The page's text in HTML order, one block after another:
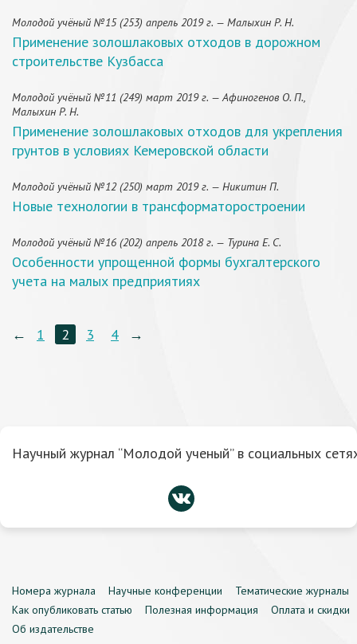
Молодой учёный №15 (253) апрель 2019 г. — Малыхин Р. Н.
Применение золошлаковых отходов в дорожном
строительстве Кузбасса
Молодой учёный №11 (249) март 2019 г. — Афиногенов О. П.,
Малыхин Р. Н.
Применение золошлаковых отходов для укрепления
грунтов в условиях Кемеровской области
Молодой учёный №12 (250) март 2019 г. — Никитин П.
Новые технологии в трансформаторостроении
Молодой учёный №16 (202) апрель 2018 г. — Турина Е. С.
Особенности упрощенной формы бухгалтерского
учета на малых предприятиях
← 1 2 3 4 →
Научный журнал “Молодой ученый” в социальных
Номера журнала Научные конференции
Тематические журналы
Как опубликовать статью
Полезная информация
Оплата и скидки
Об издательстве